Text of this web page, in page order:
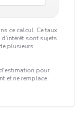
ce calcul. Ce taux
d'intérêt sont sujets
plusieurs
pour
et ne remplace